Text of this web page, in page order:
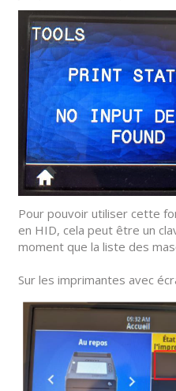
Pour pouvoir utiliser cette
en HID, cela peut être un
moment que la liste des
Sur les imprimantes avec